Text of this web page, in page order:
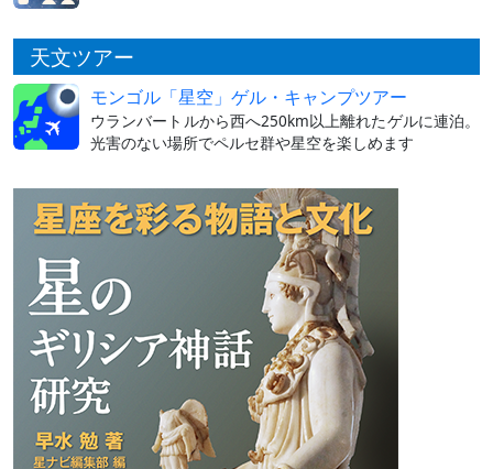
天文ツアー
モンゴル「星空」ゲル・キャンプツアー
ウランバートルから西へ250km以上離れたゲルに連泊。
光害のない場所でペルセ群や星空を楽しめます